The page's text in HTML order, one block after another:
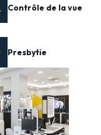
Contrôle de la vue
Presbytie